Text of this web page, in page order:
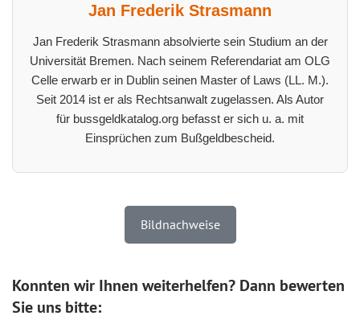
Jan Frederik Strasmann
Jan Frederik Strasmann absolvierte sein Studium an der
Universität Bremen. Nach seinem Referendariat am OLG
Celle erwarb er in Dublin seinen Master of Laws (LL. M.).
Seit 2014 ist er als Rechtsanwalt zugelassen. Als Autor
für bussgeldkatalog.org befasst er sich u. a. mit
Einsprüchen zum Bußgeldbescheid.
Bildnachweise
Konnten wir Ihnen weiterhelfen? Dann bewerten
Sie uns bitte: